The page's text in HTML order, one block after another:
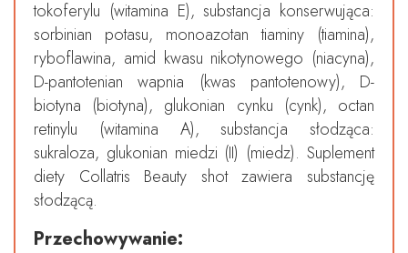
tokoferylu (witamina E), substancja konserwująca:
sorbinian potasu, monoazotan tiaminy (tiamina),
ryboflawina, amid kwasu nikotynowego (niacyna),
D-pantotenian wapnia (kwas pantotenowy), D-
biotyna (biotyna), glukonian cynku (cynk), octan
retinylu (witamina A), substancja słodząca:
sukraloza, glukonian miedzi (II) (miedz). Suplement
diety Collatris Beauty shot zawiera substancję
słodzącą.
Przechowywanie: